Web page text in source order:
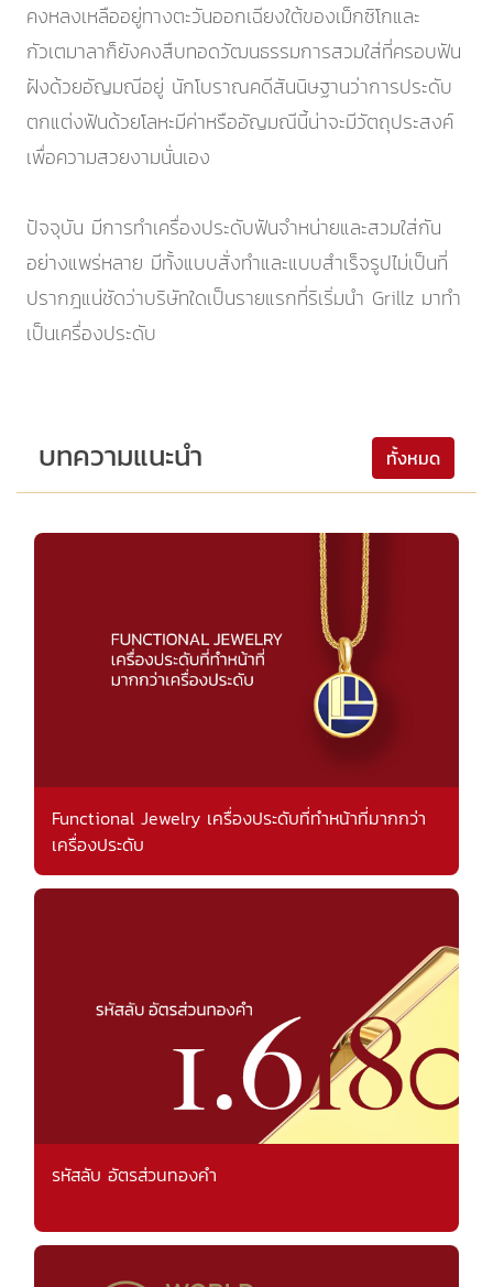
คงหลงเหลืออยู่ทางตะวันออกเฉียงใต้ของเม็กซิโกและ
กัวเตมาลาก็ยังคงสืบทอดวัฒนธรรมการสวมใส่ที่ครอบฟัน
ฝังด้วยอัญมณีอยู่ นักโบราณคดีสันนิษฐานว่าการประดับ
ตกแต่งฟันด้วยโลหะมีค่าหรืออัญมณีนี้น่าจะมีวัตถุประสงค์
เพื่อความสวยงามนั่นเอง
ปัจจุบัน มีการทำเครื่องประดับฟันจำหน่ายและสวมใส่กัน
อย่างแพร่หลาย มีทั้งแบบสั่งทำและแบบสำเร็จรูปไม่เป็นที่
ปรากฎแน่ชัดว่าบริษัทใดเป็นรายแรกที่ริเริ่มนำ Grillz มาทำ
เป็นเครื่องประดับ
บทความแนะนำ ทั้งหมด
Functional Jewelry เครื่องประดับที่ทำหน้าที่มากกว่า
เครื่องประดับ
รหัสลับ อัตรส่วนทองคำ